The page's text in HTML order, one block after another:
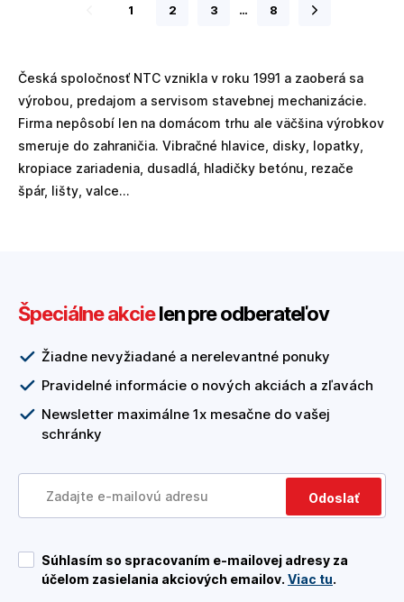
1 2 3 … 8
Česká spoločnosť NTC vznikla v roku 1991 a zaoberá sa
výrobou, predajom a servisom stavebnej mechanizácie.
Firma nepôsobí len na domácom trhu ale väčšina výrobkov
smeruje do zahraničia. Vibračné hlavice, disky, lopatky,
kropiace zariadenia, dusadlá, hladičky betónu, rezače
špár, lišty, valce...
Špeciálne akcielen pre odberateľov
Žiadne nevyžiadané a nerelevantné ponuky
Pravidelné informácie o nových akciách a zľavách
Newsletter maximálne 1x mesačne do vašej
schránky
Odoslať
Súhlasím so spracovaním e-mailovej adresy za
účelom zasielania akciových emailov. Viac tu.